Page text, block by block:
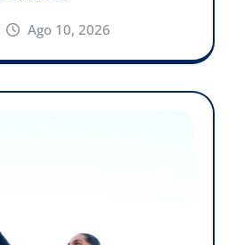
Ago 10, 2026